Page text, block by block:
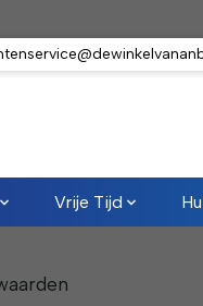
Vrije Tijd